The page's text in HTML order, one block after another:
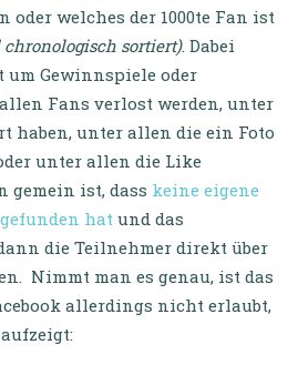
oder welches der 1000te Fan ist
chronologisch sortiert). Dabei
um Gewinnspiele oder
Fans verlost werden, unter
haben, unter allen die ein Foto
unter allen die Like
gemein ist, dass keine eigene
hat und das
die Teilnehmer direkt über
Nimmt man es genau, ist das
allerdings nicht erlaubt,